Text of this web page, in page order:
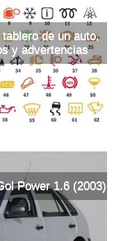
de un auto,
y advertencias
Power 1.6 (2003)